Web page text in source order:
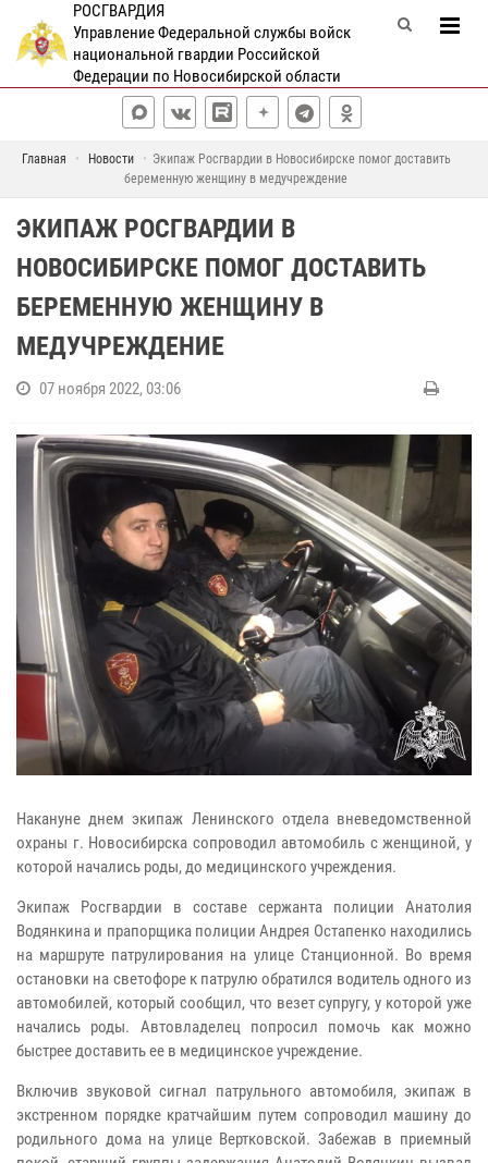
РОСГВАРДИЯ
Управление Федеральной службы войск
национальной гвардии Российской
Федерации по Новосибирской области
Главная Новости
Экипаж Росгвардии в Новосибирске помог доставить
беременную женщину в медучреждение
ЭКИПАЖ РОСГВАРДИИ В
НОВОСИБИРСКЕ ПОМОГ ДОСТАВИТЬ
БЕРЕМЕННУЮ ЖЕНЩИНУ В
МЕДУЧРЕЖДЕНИЕ
07 ноября 2022, 03:06
Накануне днем экипаж Ленинского отдела вневедомственной
охраны г. Новосибирска сопроводил автомобиль с женщиной, у
которой начались роды, до медицинского учреждения.
Экипаж Росгвардии в составе сержанта полиции Анатолия
Водянкина и прапорщика полиции Андрея Остапенко находились
на маршруте патрулирования на улице Станционной. Во время
остановки на светофоре к патрулю обратился водитель одного из
автомобилей, который сообщил, что везет супругу, у которой уже
начались роды. Автовладелец попросил помочь как можно
быстрее доставить ее в медицинское учреждение.
Включив звуковой сигнал патрульного автомобиля, экипаж в
экстренном порядке кратчайшим путем сопроводил машину до
родильного дома на улице Вертковской. Забежав в приемный